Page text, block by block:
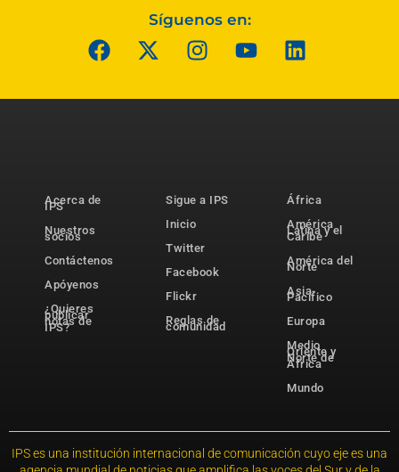
Síguenos en:
Acerca de
IPS
Nuestros
socios
Contáctenos
Apóyenos
¿Quieres
publicar
notas de
IPS?
Sigue a IPS
Inicio
Twitter
Facebook
Flickr
Reglas de
comunidad
África
América
Latina y el
Caribe
América del
Norte
Asia-
Pacífico
Europa
Medio
Oriente y
Norte de
África
Mundo
IPS es una institución internacional de comunicación cuyo eje es una